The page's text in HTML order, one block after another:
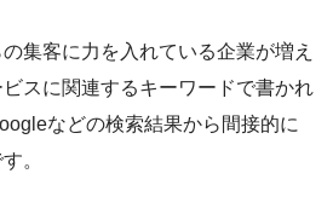
集客に力を入れている企業が増え
スに関連するキーワードで書かれ
などの検索結果から間接的に
。